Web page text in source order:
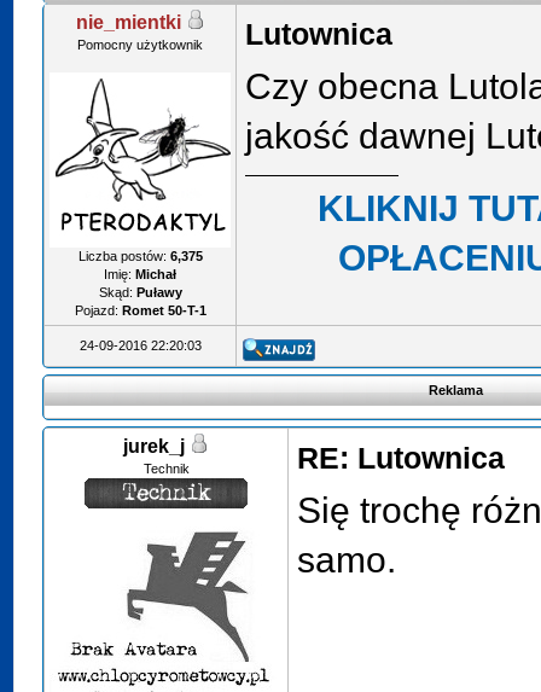
nie_mientki
Pomocny użytkownik
Liczba postów: 6,375
Imię: Michał
Skąd: Puławy
Pojazd: Romet 50-T-1
Lutownica
Czy obecna
jakość dawnej
KLIKNIJ
24-09-2016 22:20:03
Reklama
jurek_j
Technik RE: Lutownica
Się trochę
samo.